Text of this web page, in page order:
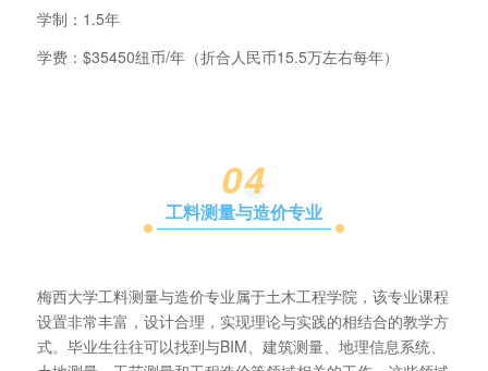
学制：1.5年
学费：$35450纽币/年（折合人民币15.5万左右每年）
04
工料测量与造价专业
梅西大学工料测量与造价专业属于土木工程学院，该专业课程
设置非常丰富，设计合理，实现理论与实践的相结合的教学方
式。毕业生往往可以找到与BIM、建筑测量、地理信息系统、